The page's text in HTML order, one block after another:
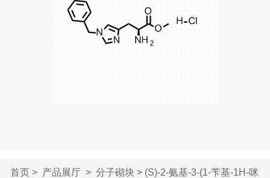
首页> 产品展厅> 分子砌块> (S)-2-氨基-3-(1-苄基-1H-咪